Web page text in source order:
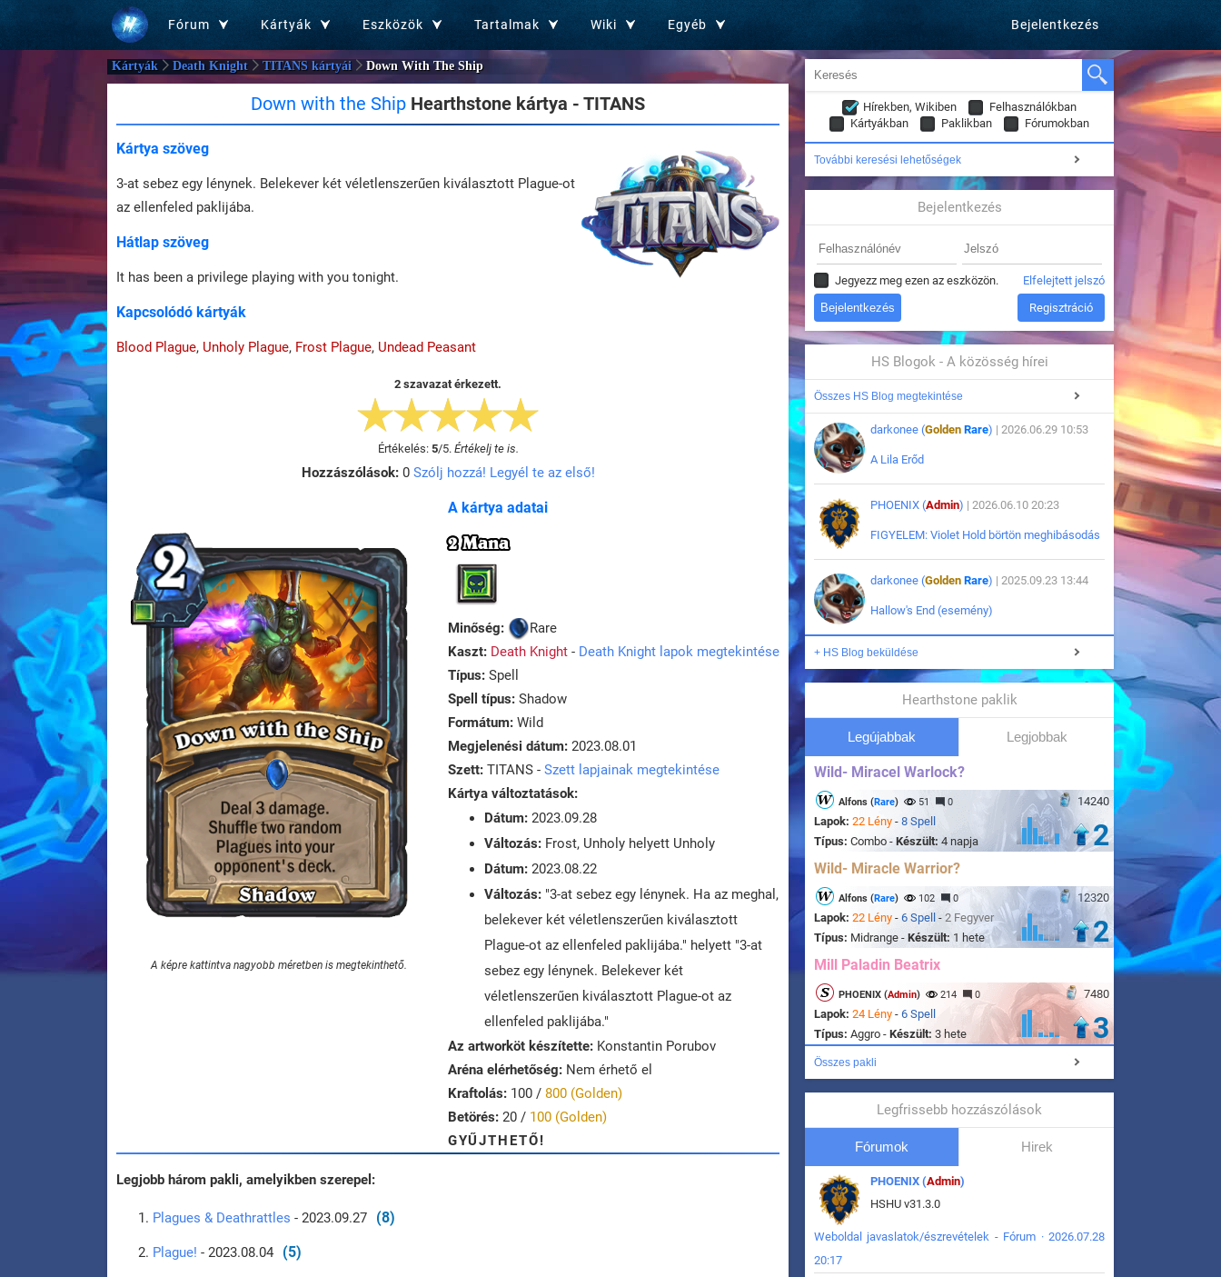
Fórum Kártyák Eszközök Tartalmak Wiki Egyéb Bejelentkezés
Kártyák Death Knight TITANS kártyái Down With The Ship
Down with the Ship Hearthstone kártya - TITANS
Kártya szöveg
3-at sebez egy lénynek. Belekever két véletlenszerűen kiválasztott Plague-ot
az ellenfeled paklijába.
Hátlap szöveg
It has been a privilege playing with you tonight.
Kapcsolódó kártyák
Blood Plague, Unholy Plague, Frost Plague, Undead Peasant
2 szavazat érkezett.
Értékelés: 5/5. Értékelj te is.
Hozzászólások:0 Szólj hozzá! Legyél te az első!
A képre kattintva nagyobb méretben is megtekinthető.
A kártya adatai
2 Mana
Minőség:
Rare
Kaszt: Death Knight - Death Knight lapok megtekintése
Típus: Spell
Spell típus: Shadow
Formátum: Wild
Megjelenési dátum: 2023.08.01
Szett: TITANS - Szett lapjainak megtekintése
Kártya változtatások:
Dátum: 2023.09.28
Változás: Frost, Unholy helyett Unholy
Dátum: 2023.08.22
Változás: "3-at sebez egy lénynek. Ha az meghal,
belekever két véletlenszerűen kiválasztott
Plague-ot az ellenfeled paklijába." helyett "3-at
sebez egy lénynek. Belekever két
véletlenszerűen kiválasztott Plague-ot az
ellenfeled paklijába."
Az artworköt készítette: Konstantin Porubov
Aréna elérhetőség: Nem érhető el
Kraftolás: 100 / 800 (Golden)
Betörés: 20 / 100 (Golden)
GYŰJTHETŐ!
Legjobb három pakli, amelyikben szerepel:
Plagues & Deathrattles - 2023.09.27 (8)
Plague! - 2023.08.04 (5)
Hírekben, Wikiben
Felhasználókban
Kártyákban
Paklikban Fórumokban
További keresési lehetőségek
Bejelentkezés
Jegyezz meg ezen az eszközön. Elfelejtett jelszó
Regisztráció
HS Blogok - A közösség hírei
Összes HS Blog megtekintése
darkonee (Golden Rare) | 2026.06.29 10:53
A Lila Erőd
PHOENIX (Admin) | 2026.06.10 20:23
FIGYELEM: Violet Hold börtön meghibásodás
darkonee (Golden Rare) | 2025.09.23 13:44
Hallow's End (esemény)
+ HS Blog beküldése
Hearthstone paklik
Legújabbak Legjobbak
Wild- Miracel Warlock?
14240
Alfons (Rare) 51 0
Lapok: 22 Lény - 8 Spell
Típus: Combo - Készült: 4 napja 2
Wild- Miracle Warrior?
12320
Alfons (Rare) 102 0
Lapok: 22 Lény - 6 Spell - 2 Fegyver
Típus: Midrange - Készült: 1 hete 2
Mill Paladin Beatrix
7480
PHOENIX (Admin) 214 0
Lapok: 24 Lény - 6 Spell
Típus: Aggro - Készült: 3 hete 3
Összes pakli
Legfrissebb hozzászólások
Fórumok Hirek
PHOENIX (Admin)
HSHU v31.3.0
Weboldal javaslatok/észrevételek - Fórum · 2026.07.28
20:17